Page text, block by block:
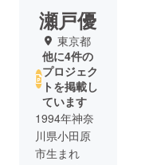
瀬戸優
東京都
他に4件の
プロジェク
トを掲載し
ています
1994年神奈
川県小田原
市生まれ